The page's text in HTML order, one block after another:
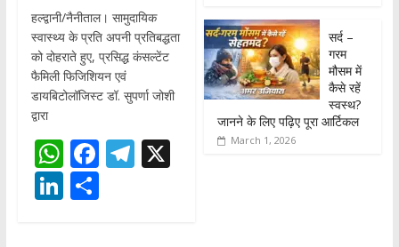
हल्द्वानी/नैनीताल। सामुदायिक
स्वास्थ्य के प्रति अपनी प्रतिबद्धता
को दोहराते हुए, प्रसिद्ध कंसल्टेंट
फैमिली फिजिशियन एवं
डायबिटोलॉजिस्ट डॉ. सुपर्णा जोशी
द्वारा
W
h
at
F
ac
e
T X
Li S
सर्द –
गरम
मौसम में
कैसे रहें
स्वस्थ?
जानने के लिए पढ़िए पूरा आर्टिकल
March 1, 2026